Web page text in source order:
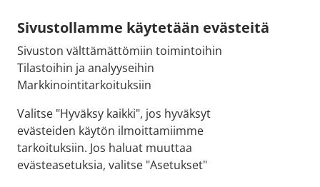
Sivustollamme käytetään evästeitä
Sivuston välttämättömiin toimintoihin
Tilastoihin ja analyyseihin
Markkinointitarkoituksiin
Valitse "Hyväksy kaikki", jos hyväksyt
evästeiden käytön ilmoittamiimme
tarkoituksiin. Jos haluat muuttaa
evästeasetuksia, valitse "Asetukset"
Sähköpostiosoite:
kirjaamo@fimea.fi
Fimean vaihde:
029 522 3341